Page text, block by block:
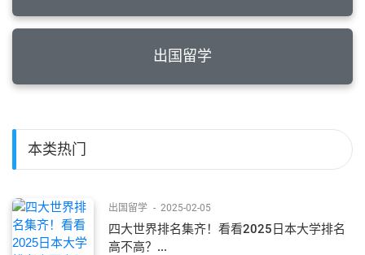
出国留学
本类热门
出国留学 - 2025-02-05
四大世界排名集齐！看看2025日本大学排名
高不高？...